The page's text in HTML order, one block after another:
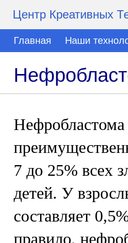
Центр Креативных
Главная Наши
Нефробластома
7 до 25% всех
детей. У
составляет
правило,